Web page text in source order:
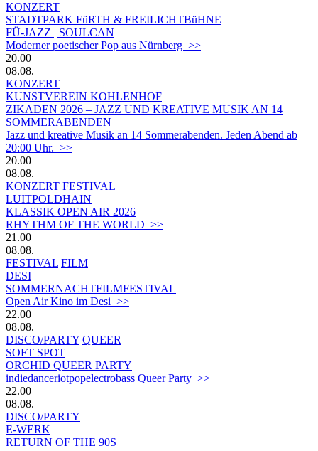
KONZERT
STADTPARK FüRTH & FREILICHTBüHNE
FÜ-JAZZ | SOULCAN
Moderner poetischer Pop aus Nürnberg >>
20.00
08.08.
KONZERT
KUNSTVEREIN KOHLENHOF
ZIKADEN 2026 – JAZZ UND KREATIVE MUSIK AN 14
SOMMERABENDEN
Jazz und kreative Musik an 14 Sommerabenden. Jeden Abend ab
20:00 Uhr. >>
20.00
08.08.
KONZERT FESTIVAL
LUITPOLDHAIN
KLASSIK OPEN AIR 2026
RHYTHM OF THE WORLD >>
21.00
08.08.
FESTIVAL FILM
DESI
SOMMERNACHTFILMFESTIVAL
Open Air Kino im Desi >>
22.00
08.08.
DISCO/PARTY QUEER
SOFT SPOT
ORCHID QUEER PARTY
indiedanceriotpopelectrobass Queer Party >>
22.00
08.08.
DISCO/PARTY
E-WERK
RETURN OF THE 90S